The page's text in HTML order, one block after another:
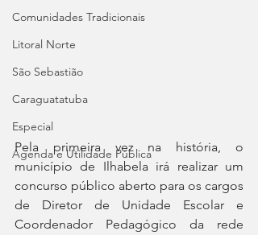
Comunidades Tradicionais
Litoral Norte
São Sebastião
Caraguatatuba
Especial
Agenda e Utilidade Pública
Pela primeira vez na história, o
município de Ilhabela irá realizar um
concurso público aberto para os cargos
de Diretor de Unidade Escolar e
Coordenador Pedagógico da rede